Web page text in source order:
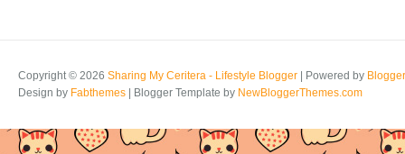
Copyright © 2026 Sharing My Ceritera - Lifestyle Blogger | Powered by Blogger
Design by Fabthemes | Blogger Template by NewBloggerThemes.com